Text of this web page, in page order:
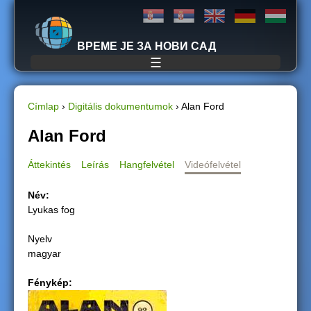
Jump to navigation
ВРЕМЕ ЈЕ ЗА НОВИ САД
☰
J
e
e
n
e
Címlap › Digitális dokumentumok › Alan Ford
Alan Ford
Áttekintés Leírás Hangfelvétel Videófelvétel
Név:
Lyukas fog
Nyelv
magyar
Fénykép: